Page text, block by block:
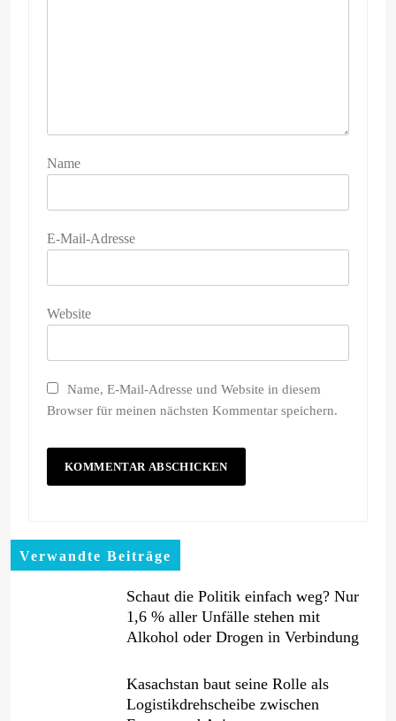
Name
E-Mail-Adresse
Website
Name, E-Mail-Adresse und Website in diesem
Browser für meinen nächsten Kommentar speichern.
Verwandte Beiträge
Schaut die Politik einfach weg? Nur
1,6 % aller Unfälle stehen mit
Alkohol oder Drogen in Verbindung
Kasachstan baut seine Rolle als
Logistikdrehscheibe zwischen